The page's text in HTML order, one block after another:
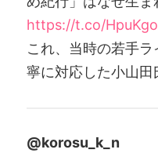
https://t.co/
これ、当時の若手
寧に対応した小山田
@korosu_k_n